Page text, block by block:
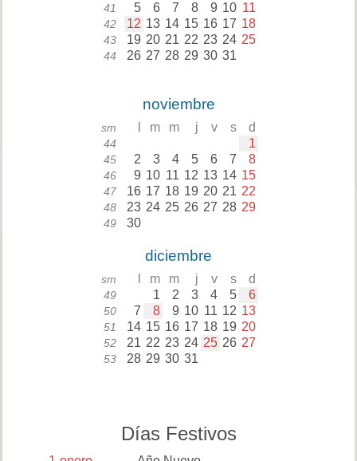
41 5 6 7 8 9 10 11
42 12 13 14 15 16 17 18
43 19 20 21 22 23 24 25
44 26 27 28 29 30 31
noviembre
sm m m j v s d
44 1
45 2 3 4 5 6 7 8
46 9 10 11 12 13 14 15
47 16 17 18 19 20 21 22
48 23 24 25 26 27 28 29
49 30
diciembre
sm m m j v s d
49 1 2 3 4 5 6
50 7 8 9 10 11 12 13
51 14 15 16 17 18 19 20
52 21 22 23 24 25 26 27
53 28 29 30 31
Días Festivos